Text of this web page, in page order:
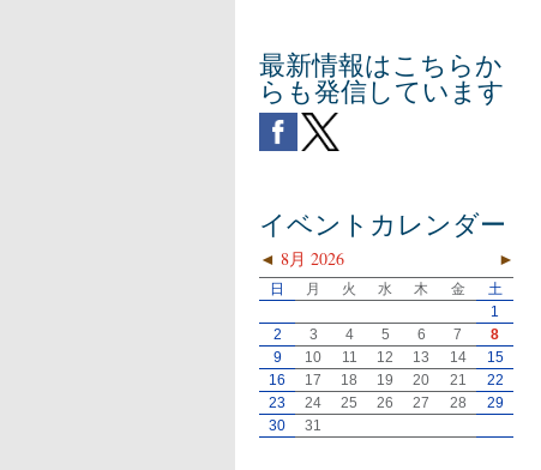
最新情報はこちらか
らも発信しています
イベントカレンダー
◄ ►
8月 2026
日 月 火 水 木 金
土
1
2
3 4 5 6 7
8
9
10 11 12 13 14
15
16
17 18 19 20 21
22
23
24 25 26 27 28
29
30
31